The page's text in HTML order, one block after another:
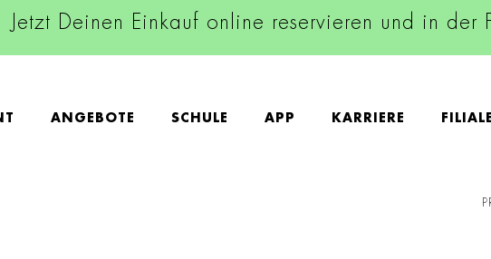
Jetzt Deinen Einkauf online reservieren und in der
ANGEBOTE SCHULE APP KARRIERE